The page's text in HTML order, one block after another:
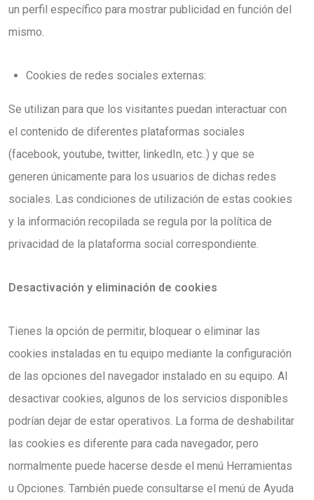
un perfil específico para mostrar publicidad en función del
mismo.
Cookies de redes sociales externas:
Se utilizan para que los visitantes puedan interactuar con
el contenido de diferentes plataformas sociales
(facebook, youtube, twitter, linkedIn, etc..) y que se
generen únicamente para los usuarios de dichas redes
sociales. Las condiciones de utilización de estas cookies
y la información recopilada se regula por la política de
privacidad de la plataforma social correspondiente.
Desactivación y eliminación de cookies
Tienes la opción de permitir, bloquear o eliminar las
cookies instaladas en tu equipo mediante la configuración
de las opciones del navegador instalado en su equipo. Al
desactivar cookies, algunos de los servicios disponibles
podrían dejar de estar operativos. La forma de deshabilitar
las cookies es diferente para cada navegador, pero
normalmente puede hacerse desde el menú Herramientas
u Opciones. También puede consultarse el menú de Ayuda